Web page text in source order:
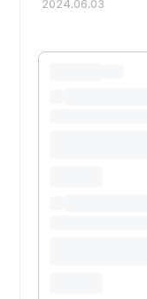
2024.06.03